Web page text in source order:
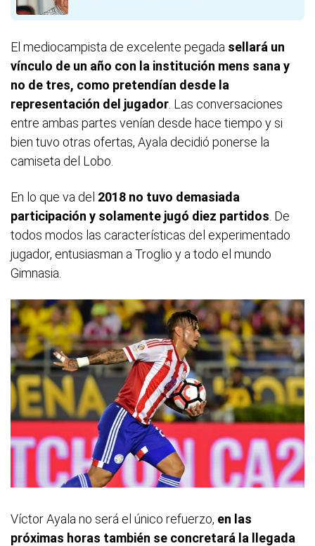
El mediocampista de excelente pegada sellará un
vínculo de un año con la institución mens sana y
no de tres, como pretendían desde la
representación del jugador . Las conversaciones
entre ambas partes venían desde hace tiempo y si
bien tuvo otras ofertas, Ayala decidió ponerse la
camiseta del Lobo.
En lo que va del 2018 no tuvo demasiada
participación y solamente jugó diez partidos . De
todos modos las características del experimentado
jugador, entusiasman a Troglio y a todo el mundo
Gimnasia.
Víctor Ayala no será el único refuerzo, en las
próximas horas también se concretará la llegada